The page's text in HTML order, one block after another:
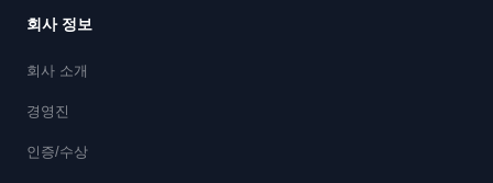
회사 정보
회사 소개
경영진
인증/수상